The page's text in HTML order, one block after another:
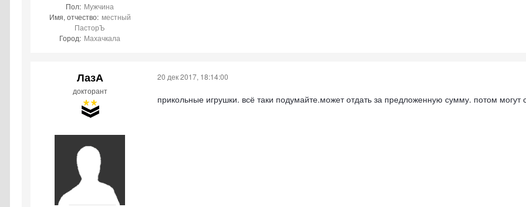
Пол: Мужчина
Имя, отчество: местный
ПасторЪ
Город: Махачкала
ЛазА
докторант
20 дек 2017, 18:14:00
прикольные игрушки. всё таки подумайте.может отдать за предложенную сумму. потом могут